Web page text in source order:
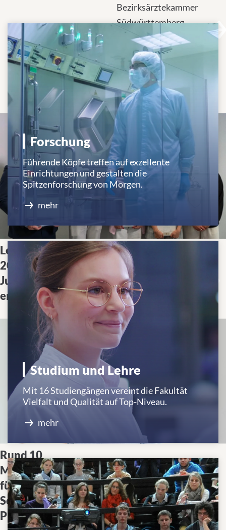
Bezirksärztekammer
Südwürttemberg
unterzeichnen
Vereinbarung zur
Anerkennung
patientennaher
Forschung.
Lehrpreise
2025: Die
Jury hat
entschieden!
Die Medizinische Fakultät
Tübingen hat die SPIRIT-
Lehrpreise an herausragende
Dozierende verliehen.
Rund 10
Millionen Euro
für Clinician
Scientist
Programme
Förderung schlägt Brücke
zwischen Labor und Klinik
und stärkt ärztlichen
Nachwuchs in der
Forschung
Über uns
Forschung
Führende Köpfe treffen auf exzellente
Einrichtungen und gestalten die
mehr
Studium und Lehre
Mit 16 Studiengängen vereint die Fakultät
Vielfalt und Qualität auf Top-Niveau.
mehr